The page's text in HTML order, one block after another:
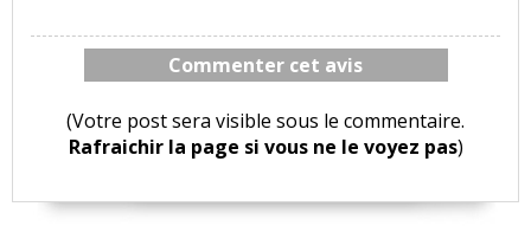
Commenter cet avis
(Votre post sera visible sous le commentaire.
Rafraichir la page si vous ne le voyez pas)